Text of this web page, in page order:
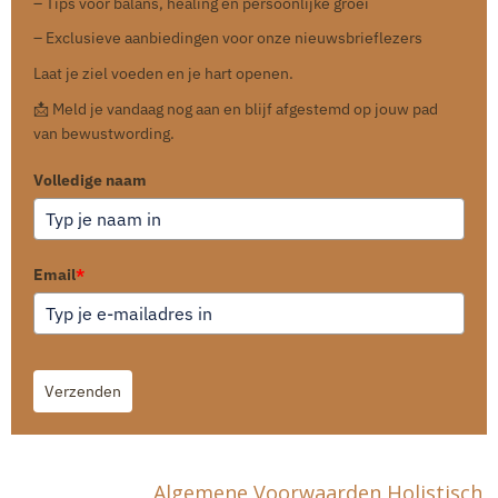
– Exclusieve aanbiedingen voor onze nieuwsbrieflezers
Laat je ziel voeden en je hart openen.
📩 Meld je vandaag nog aan en blijf afgestemd op jouw pad
van bewustwording.
Volledige naam
Email*
Verzenden
Algemene Voorwaarden Holistisch